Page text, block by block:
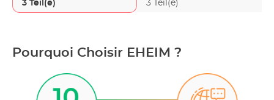
3 Teil(e) 3 Teil(e)
Pourquoi Choisir EHEIM ?